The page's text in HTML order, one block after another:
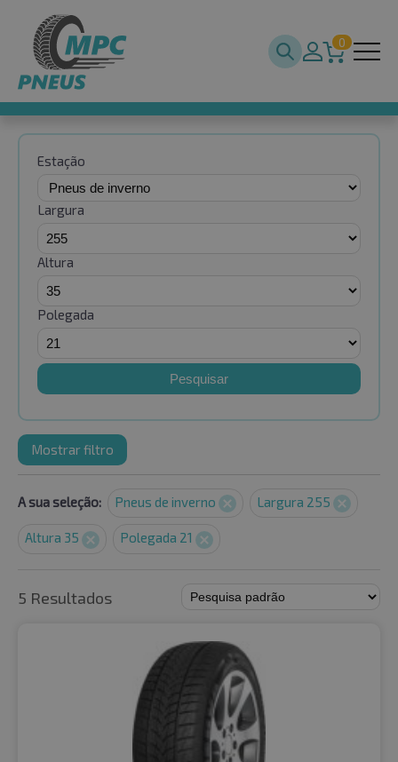
0
Estação
Largura
Altura
Polegada
Pesquisar
Mostrar filtro
A sua seleção: Pneus de inverno Largura 255
Altura 35 Polegada 21
5 Resultados